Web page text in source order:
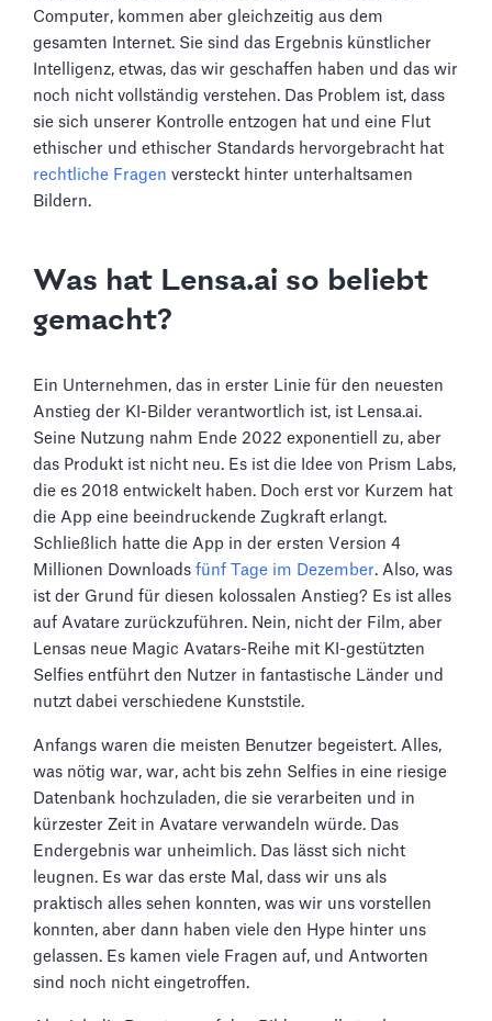
Computer, kommen aber gleichzeitig aus dem
gesamten Internet. Sie sind das Ergebnis künstlicher
Intelligenz, etwas, das wir geschaffen haben und das wir
noch nicht vollständig verstehen. Das Problem ist, dass
sie sich unserer Kontrolle entzogen hat und eine Flut
ethischer und ethischer Standards hervorgebracht hat
rechtliche Fragen versteckt hinter unterhaltsamen
Bildern.
Was hat Lensa.ai so beliebt
gemacht?
Ein Unternehmen, das in erster Linie für den neuesten
Anstieg der KI-Bilder verantwortlich ist, ist Lensa.ai.
Seine Nutzung nahm Ende 2022 exponentiell zu, aber
das Produkt ist nicht neu. Es ist die Idee von Prism Labs,
die es 2018 entwickelt haben. Doch erst vor Kurzem hat
die App eine beeindruckende Zugkraft erlangt.
Schließlich hatte die App in der ersten Version 4
Millionen Downloads fünf Tage im Dezember. Also, was
ist der Grund für diesen kolossalen Anstieg? Es ist alles
auf Avatare zurückzuführen. Nein, nicht der Film, aber
Lensas neue Magic Avatars-Reihe mit KI-gestützten
Selfies entführt den Nutzer in fantastische Länder und
nutzt dabei verschiedene Kunststile.
Anfangs waren die meisten Benutzer begeistert. Alles,
was nötig war, war, acht bis zehn Selfies in eine riesige
Datenbank hochzuladen, die sie verarbeiten und in
kürzester Zeit in Avatare verwandeln würde. Das
Endergebnis war unheimlich. Das lässt sich nicht
leugnen. Es war das erste Mal, dass wir uns als
praktisch alles sehen konnten, was wir uns vorstellen
konnten, aber dann haben viele den Hype hinter uns
gelassen. Es kamen viele Fragen auf, und Antworten
sind noch nicht eingetroffen.